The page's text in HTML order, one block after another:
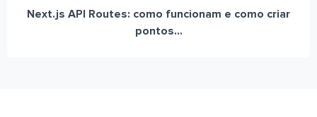
Next.js API Routes: como funcionam e como criar
pontos...